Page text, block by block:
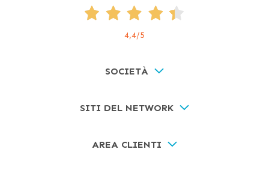
4,4/5
SOCIETÀ
SITI DEL NETWORK
AREA CLIENTI